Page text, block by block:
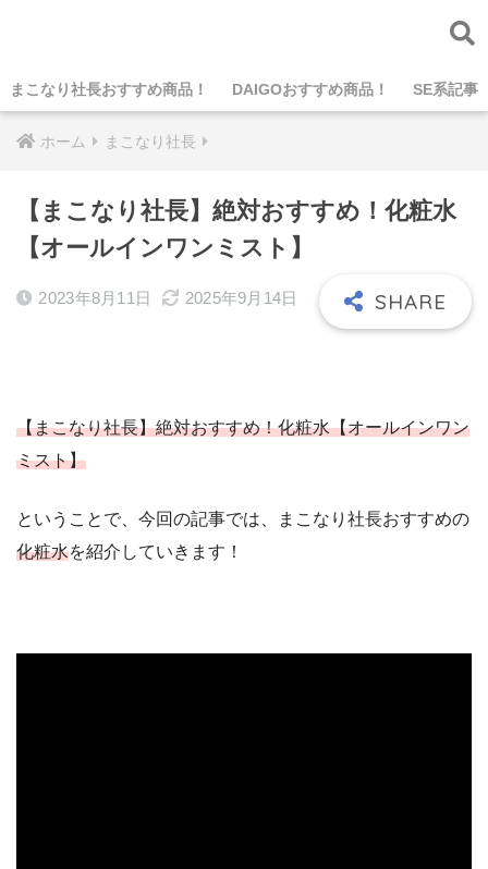
まこなり社長おすすめ商品！ DAIGOおすすめ商品！ SE系記事
ホーム まこなり社長
【まこなり社長】絶対おすすめ！化粧水
【オールインワンミスト】
2023年8月11日 2025年9月14日
【まこなり社長】絶対おすすめ！化粧水【オールインワン
ミスト】
ということで、今回の記事では、まこなり社長おすすめの
化粧水を紹介していきます！